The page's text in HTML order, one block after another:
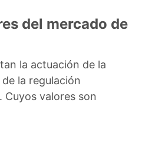
del mercado de
la actuación de la
la regulación
valores son